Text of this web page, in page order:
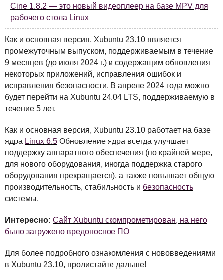
Cine 1.8.2 — это новый видеоплеер на базе MPV для
рабочего стола Linux
Как и основная версия, Xubuntu 23.10 является
промежуточным выпуском, поддерживаемым в течение
9 месяцев (до июля 2024 г.) и содержащим обновления
некоторых приложений, исправления ошибок и
исправления безопасности. В апреле 2024 года можно
будет перейти на Xubuntu 24.04 LTS, поддерживаемую в
течение 5 лет.
Как и основная версия, Xubuntu 23.10 работает на базе
ядра Linux 6.5 Обновление ядра всегда улучшает
поддержку аппаратного обеспечения (по крайней мере,
для нового оборудования, иногда поддержка старого
оборудования прекращается), а также повышает общую
производительность, стабильность и безопасность
системы.
Интересно: Сайт Xubuntu скомпрометирован, на него
было загружено вредоносное ПО
Для более подробного ознакомления с нововведениями
в Xubuntu 23.10, пролистайте дальше!